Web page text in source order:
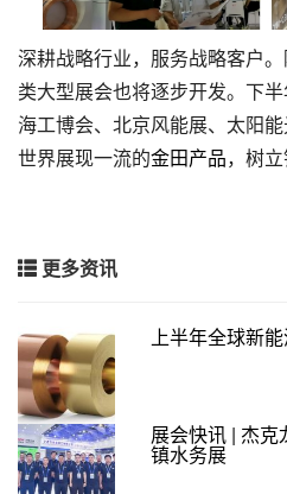
深耕战略行业，服务战略客户
类大型展会也将逐步开发。下
海工博会、北京风能展、太阳
世界展现一流的金田产品，树
更多资讯
上半年全球新
展会快讯 | 杰
镇水务展